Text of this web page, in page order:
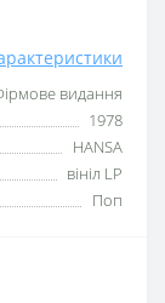
видання
1978
HANSA
вініл LP
Поп